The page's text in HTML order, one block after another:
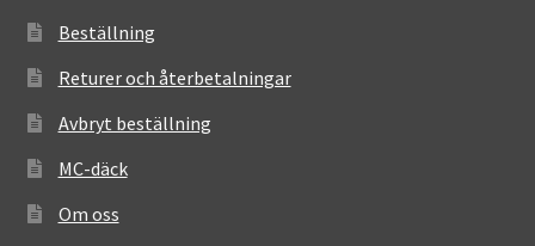
Beställning
Returer och återbetalningar
Avbryt beställning
MC-däck
Om oss